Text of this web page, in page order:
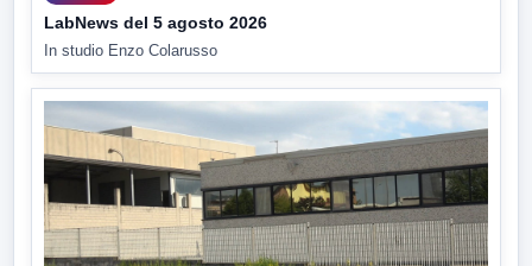
LabNews del 5 agosto 2026
In studio Enzo Colarusso